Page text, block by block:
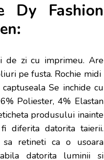
Dy Fashion
de zi cu imprimeu. Are
pe fusta. Rochie midi
Se inchide cu
Poliester, 4% Elastan
produsului inainte
diferita datorita taierii.
retineti ca o usoara
datorita luminii si